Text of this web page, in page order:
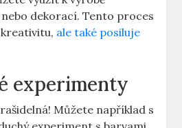
dekorací. Tento proces
ale také posiluje
experimenty
Můžete například s